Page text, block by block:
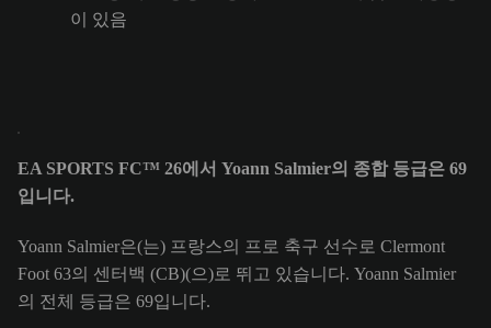
이 있음
EA SPORTS FC™ 26에서 Yoann Salmier의 종합 등급은 69
입니다.
Yoann Salmier은(는) 프랑스의 프로 축구 선수로 Clermont
Foot 63의 센터백 (CB)(으)로 뛰고 있습니다. Yoann Salmier
의 전체 등급은 69입니다.